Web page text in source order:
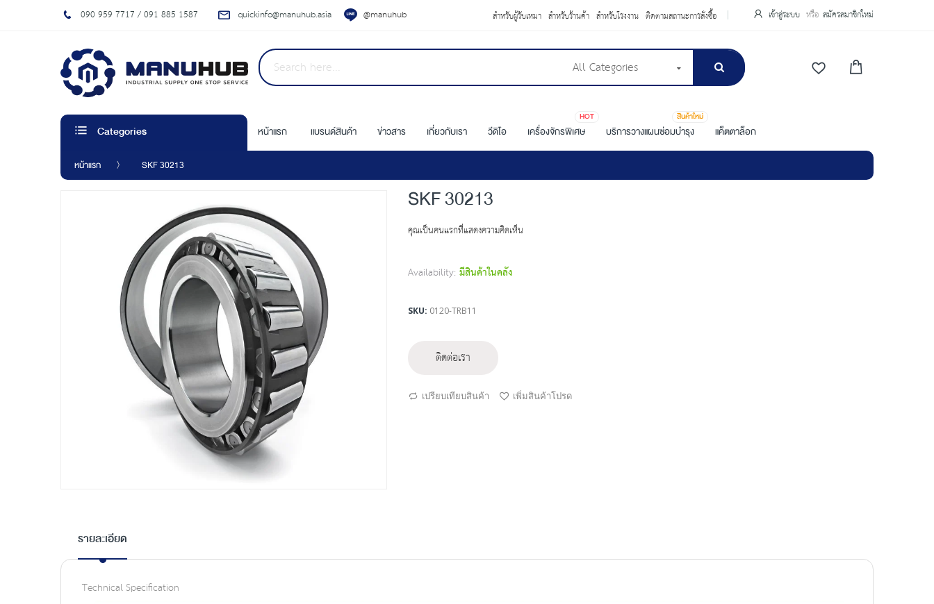
090 959 7717 / 091 885 1587 quickinfo@manuhub.asia @manuhub สำหรับผู้รับเหมา สำหรับร้านค้า สำหรับโรงงาน ติดตามสถานะการสั่งซื้อ เข้าสู่ระบบ สมัครสมาชิกใหม่
All Categories
Categories หน้าแรก แบรนด์สินค้า ข่าวสาร เกี่ยวกับเรา วีดิโอ เครื่องจักรพิเศษ
HOT
บริการวางแผนซ่อมบำรุง
สินค้าใหม่
แค็ตตาล็อก
หน้าแรก SKF 30213
beginning
of
images
SKF 30213
คุณเป็นคนแรกที่แสดงความคิดเห็น
Availability: มีสินค้าในคลัง
SKU 0120-TRB11
ติดต่อเรา
เปรียบเทียบสินค้า เพิ่มสินค้าโปรด
รายละเอียด
Technical Specification